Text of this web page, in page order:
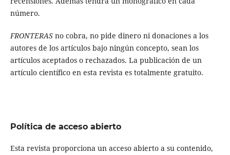
número.
FRONTERASno cobra, no pide dinero ni donaciones a los
autores de los artículos bajo ningún concepto, sean los
artículos aceptados o rechazados. La publicación de un
artículo científico en esta revista es totalmente gratuito.
Política de acceso abierto
Esta revista proporciona un acceso abierto a su contenido,